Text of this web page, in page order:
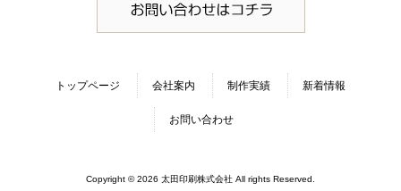
トップページ 会社案内 制作実績 新着情報
お問い合わせ
Copyright © 2026 太田印刷株式会社 All rights Reserved.